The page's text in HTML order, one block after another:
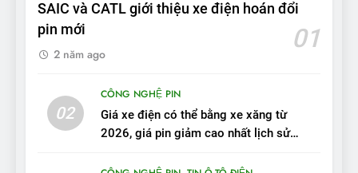
chất lượng tương xứng
ĐÁNH GIÁ XE
10
VinFast VF 7 tấm tắc: “Hơn
hẳn xe xăng”
ĐÁNH GIÁ XE
SAIC và CATL giới thiệu xe điện hoán đổi
pin mới
01
2 năm ago
02
CÔNG NGHỆ PIN
Giá xe điện có thể bằng xe xăng từ
2026, giá pin giảm cao nhất lịch sử